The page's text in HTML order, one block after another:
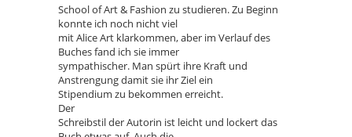
School of Art & Fashion zu studieren. Zu Beginn
konnte ich noch nicht viel
mit Alice Art klarkommen, aber im Verlauf des
Buches fand ich sie immer
sympathischer. Man spürt ihre Kraft und
Anstrengung damit sie ihr Ziel ein
Stipendium zu bekommen erreicht.
Der
Schreibstil der Autorin ist leicht und lockert das